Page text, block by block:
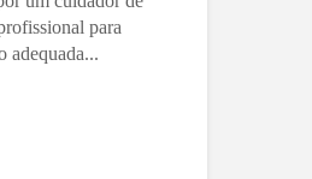
para
adequada...